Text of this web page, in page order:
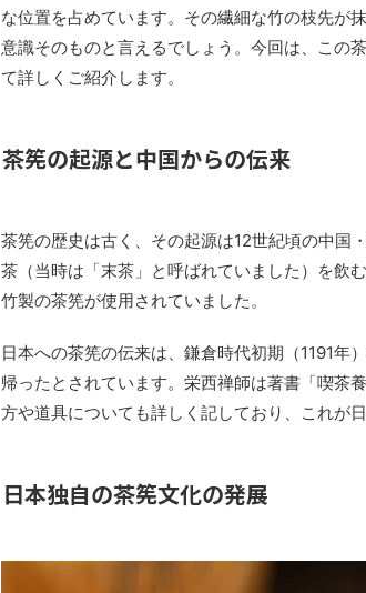
な位置を占めています。その繊細な竹の枝先が
意識そのものと言えるでしょう。今回は、この
て詳しくご紹介します。
茶筅の起源と中国からの伝来
茶筅の歴史は古く、その起源は12世紀頃の中国
茶（当時は「末茶」と呼ばれていました）を飲
竹製の茶筅が使用されていました。
日本への茶筅の伝来は、鎌倉時代初期（1191年
帰ったとされています。栄西禅師は著書「喫茶
方や道具についても詳しく記しており、これが
日本独自の茶筅文化の発展